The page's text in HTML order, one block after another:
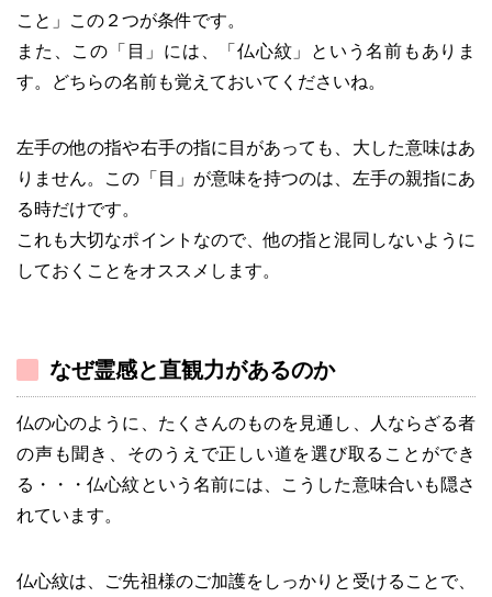
こと」この２つが条件です。
また、この「目」には、「仏心紋」という名前もありま
す。どちらの名前も覚えておいてくださいね。
左手の他の指や右手の指に目があっても、大した意味はあ
りません。この「目」が意味を持つのは、左手の親指にあ
る時だけです。
これも大切なポイントなので、他の指と混同しないように
しておくことをオススメします。
なぜ霊感と直観力があるのか
仏の心のように、たくさんのものを見通し、人ならざる者
の声も聞き、そのうえで正しい道を選び取ることができ
る・・・仏心紋という名前には、こうした意味合いも隠さ
れています。
仏心紋は、ご先祖様のご加護をしっかりと受けることで、